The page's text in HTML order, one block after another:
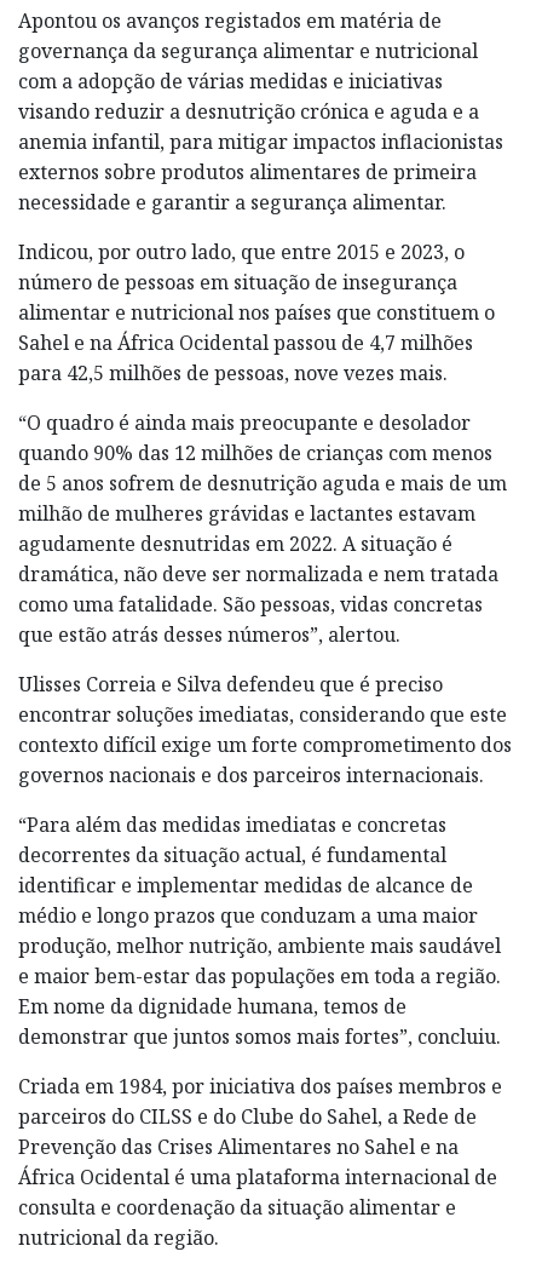
Apontou os avanços registados em matéria de
governança da segurança alimentar e nutricional
com a adopção de várias medidas e iniciativas
visando reduzir a desnutrição crónica e aguda e a
anemia infantil, para mitigar impactos inflacionistas
externos sobre produtos alimentares de primeira
necessidade e garantir a segurança alimentar.
Indicou, por outro lado, que entre 2015 e 2023, o
número de pessoas em situação de insegurança
alimentar e nutricional nos países que constituem o
Sahel e na África Ocidental passou de 4,7 milhões
para 42,5 milhões de pessoas, nove vezes mais.
“O quadro é ainda mais preocupante e desolador
quando 90% das 12 milhões de crianças com menos
de 5 anos sofrem de desnutrição aguda e mais de um
milhão de mulheres grávidas e lactantes estavam
agudamente desnutridas em 2022. A situação é
dramática, não deve ser normalizada e nem tratada
como uma fatalidade. São pessoas, vidas concretas
que estão atrás desses números”, alertou.
Ulisses Correia e Silva defendeu que é preciso
encontrar soluções imediatas, considerando que este
contexto difícil exige um forte comprometimento dos
governos nacionais e dos parceiros internacionais.
“Para além das medidas imediatas e concretas
decorrentes da situação actual, é fundamental
identificar e implementar medidas de alcance de
médio e longo prazos que conduzam a uma maior
produção, melhor nutrição, ambiente mais saudável
e maior bem-estar das populações em toda a região.
Em nome da dignidade humana, temos de
demonstrar que juntos somos mais fortes”, concluiu.
Criada em 1984, por iniciativa dos países membros e
parceiros do CILSS e do Clube do Sahel, a Rede de
Prevenção das Crises Alimentares no Sahel e na
África Ocidental é uma plataforma internacional de
consulta e coordenação da situação alimentar e
nutricional da região.